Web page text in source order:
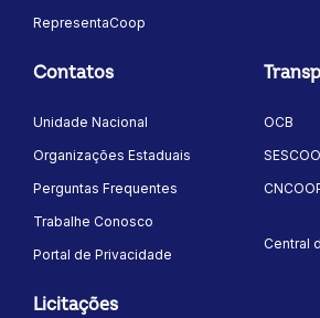
RepresentaCoop
Contatos
Unidade Nacional
Organizações Estaduais
Perguntas Frequentes
Trabalhe Conosco
Portal de Privacidade
OCB
Central
Licitações